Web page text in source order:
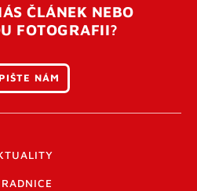
váš účet ověří a můžete se
složku SPAM ve
ČLÁNEK NEBO
FOTOGRAFII?
NÁM